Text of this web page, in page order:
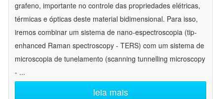
grafeno, importante no controle das propriedades elétricas,
térmicas e ópticas deste material bidimensional. Para isso,
iremos combinar um sistema de nano-espectroscopia (tip-
enhanced Raman spectroscopy - TERS) com um sistema de
microscopia de tunelamento (scanning tunnelling microscopy
- ...
leia mais